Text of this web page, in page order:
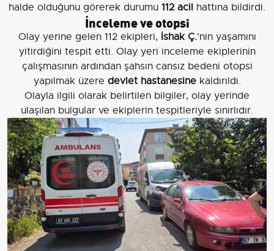
halde olduğunu görerek durumu 112 acil hattına bildirdi.
İnceleme ve otopsi
Olay yerine gelen 112 ekipleri, İshak Ç.'nin yaşamını
yitirdiğini tespit etti. Olay yeri inceleme ekiplerinin
çalışmasının ardından şahsın cansız bedeni otopsi
yapılmak üzere devlet hastanesinekaldırıldı.
Olayla ilgili olarak belirtilen bilgiler, olay yerinde
ulaşılan bulgular ve ekiplerin tespitleriyle sınırlıdır.